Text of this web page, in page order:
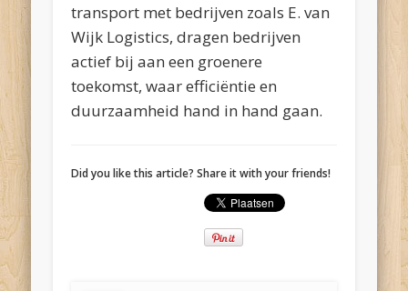
transport met bedrijven zoals E. van
Wijk Logistics, dragen bedrijven
actief bij aan een groenere
toekomst, waar efficiëntie en
duurzaamheid hand in hand gaan.
Did you like this article? Share it with your friends!